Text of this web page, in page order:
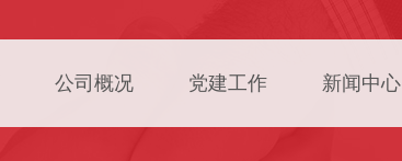
公司概况 党建工作 新闻中心